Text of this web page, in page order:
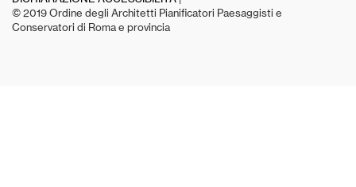
© 2019 Ordine degli Architetti Pianificatori Paesaggisti e
Conservatori di Roma e provincia